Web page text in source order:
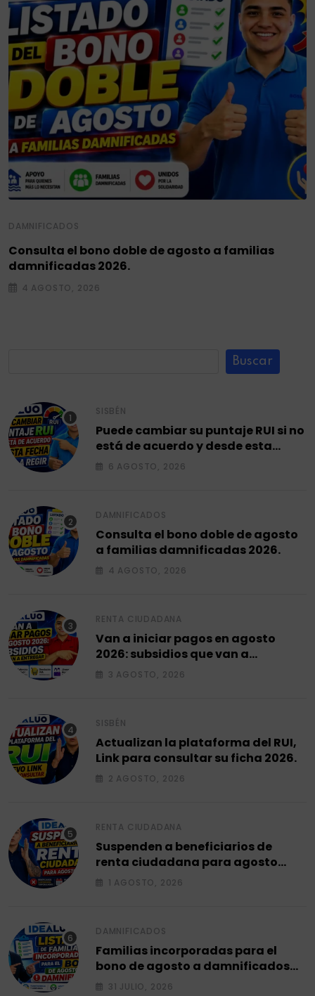
DAMNIFICADOS
Consulta el bono doble de agosto a familias
damnificadas 2026.
4 AGOSTO, 2026
Buscar
SISBÉN
Puede cambiar su puntaje RUI si no
está de acuerdo y desde esta
fecha empieza a regir en el 2026.
6 AGOSTO, 2026
DAMNIFICADOS
Consulta el bono doble de agosto
a familias damnificadas 2026.
4 AGOSTO, 2026
RENTA CIUDADANA
Van a iniciar pagos en agosto
2026: subsidios que van a
entregar.
3 AGOSTO, 2026
SISBÉN
Actualizan la plataforma del RUI,
Link para consultar su ficha 2026.
2 AGOSTO, 2026
RENTA CIUDADANA
Suspenden a beneficiarios de
renta ciudadana para agosto
2026.
1 AGOSTO, 2026
DAMNIFICADOS
Familias incorporadas para el
bono de agosto a damnificados
2026.
31 JULIO, 2026